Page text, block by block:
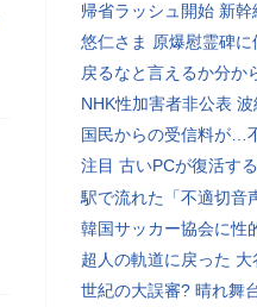
帰省ラッシュ開始 新幹
悠仁さま 原爆慰霊碑に
戻るなと言えるか分か
NHK性加害者非公表 波
国民からの受信料が…
注目 古いPCが復活す
駅で流れた「不適切音
韓国サッカー協会に性
超人の軌道に戻った 大
世紀の大誤審? 晴れ舞